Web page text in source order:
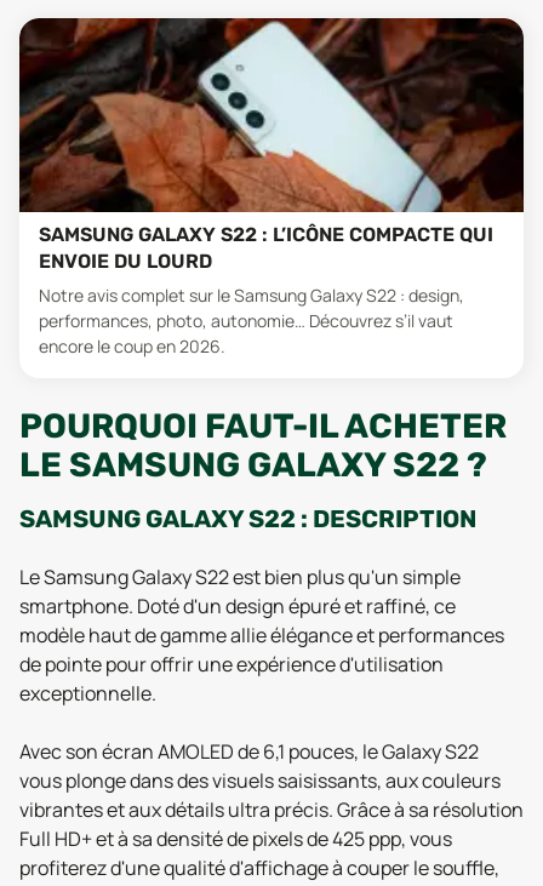
SAMSUNG GALAXY S22 : L’ICÔNE COMPACTE QUI
ENVOIE DU LOURD
Notre avis complet sur le Samsung Galaxy S22 : design,
performances, photo, autonomie… Découvrez s’il vaut
encore le coup en 2026.
POURQUOI FAUT-IL ACHETER
LE SAMSUNG GALAXY S22 ?
SAMSUNG GALAXY S22 : DESCRIPTION
Le Samsung Galaxy S22 est bien plus qu'un simple
smartphone. Doté d'un design épuré et raffiné, ce
modèle haut de gamme allie élégance et performances
de pointe pour offrir une expérience d'utilisation
exceptionnelle.
Avec son écran AMOLED de 6,1 pouces, le Galaxy S22
vous plonge dans des visuels saisissants, aux couleurs
vibrantes et aux détails ultra précis. Grâce à sa résolution
Full HD+ et à sa densité de pixels de 425 ppp, vous
profiterez d'une qualité d'affichage à couper le souffle,